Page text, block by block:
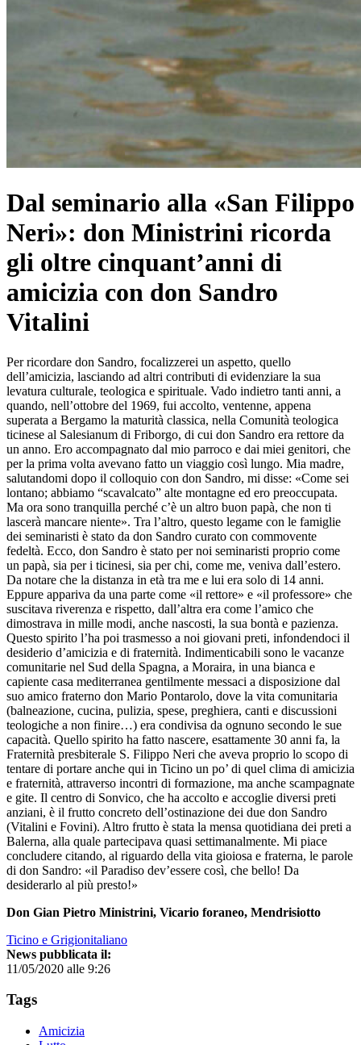
Dal seminario alla «San Filippo
Neri»: don Ministrini ricorda
gli oltre cinquant’anni di
amicizia con don Sandro
Vitalini
Per ricordare don Sandro, focalizzerei un aspetto, quello
dell’amicizia, lasciando ad altri contributi di evidenziare la sua
levatura culturale, teologica e spirituale. Vado indietro tanti anni, a
quando, nell’ottobre del 1969, fui accolto, ventenne, appena
superata a Bergamo la maturità classica, nella Comunità teologica
ticinese al Salesianum di Friborgo, di cui don Sandro era rettore da
un anno. Ero accompagnato dal mio parroco e dai miei genitori, che
per la prima volta avevano fatto un viaggio così lungo. Mia madre,
salutandomi dopo il colloquio con don Sandro, mi disse: «Come sei
lontano; abbiamo “scavalcato” alte montagne ed ero preoccupata.
Ma ora sono tranquilla perché c’è un altro buon papà, che non ti
lascerà mancare niente». Tra l’altro, questo legame con le famiglie
dei seminaristi è stato da don Sandro curato con commovente
fedeltà. Ecco, don Sandro è stato per noi seminaristi proprio come
un papà, sia per i ticinesi, sia per chi, come me, veniva dall’estero.
Da notare che la distanza in età tra me e lui era solo di 14 anni.
Eppure appariva da una parte come «il rettore» e «il professore» che
suscitava riverenza e rispetto, dall’altra era come l’amico che
dimostrava in mille modi, anche nascosti, la sua bontà e pazienza.
Questo spirito l’ha poi trasmesso a noi giovani preti, infondendoci il
desiderio d’amicizia e di fraternità. Indimenticabili sono le vacanze
comunitarie nel Sud della Spagna, a Moraira, in una bianca e
capiente casa mediterranea gentilmente messaci a disposizione dal
suo amico fraterno don Mario Pontarolo, dove la vita comunitaria
(balneazione, cucina, pulizia, spese, preghiera, canti e discussioni
teologiche a non finire…) era condivisa da ognuno secondo le sue
capacità. Quello spirito ha fatto nascere, esattamente 30 anni fa, la
Fraternità presbiterale S. Filippo Neri che aveva proprio lo scopo di
tentare di portare anche qui in Ticino un po’ di quel clima di amicizia
e fraternità, attraverso incontri di formazione, ma anche scampagnate
e gite. Il centro di Sonvico, che ha accolto e accoglie diversi preti
anziani, è il frutto concreto dell’ostinazione dei due don Sandro
(Vitalini e Fovini). Altro frutto è stata la mensa quotidiana dei preti a
Balerna, alla quale partecipava quasi settimanalmente. Mi piace
concludere citando, al riguardo della vita gioiosa e fraterna, le parole
di don Sandro: «il Paradiso dev’essere così, che bello! Da
desiderarlo al più presto!»
Don Gian Pietro Ministrini, Vicario foraneo, Mendrisiotto
Ticino e Grigionitaliano
News pubblicata il:
11/05/2020 alle 9:26
Tags
Amicizia